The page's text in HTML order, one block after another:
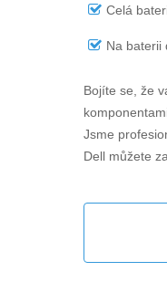
Celá
Na baterii
Bojíte se, že
Jsme
Dell můžete